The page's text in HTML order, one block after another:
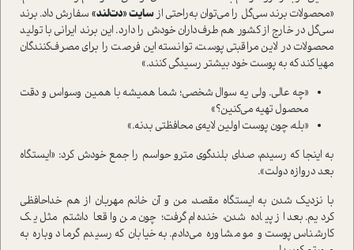
«محصولات برند سی‌گل را می‌توان به‌راحتی ازسایت «دت‌لند» سفارش داد. برند
سی‌گل در خارج از کشور هم طرف‌داران خودش را دارد. این برند ایرانی با تولید
محصولات در لاین مراقبتی پوست، توانسته این فرصت را برای مصرف‌کنندگان
مهیا کند که به پوست خود بیشتر رسیدگی کنند.»
«چه عالی. ولی یه سوال شخصی؛ شما همیشه با همین وسواس و دقت
محصول تهیه می‌کنین؟»
«بله، چون پوست اولین لایه‌ی محافظتی بدنه.»
به اینجا که رسیدم، صدای بلندگوی مترو حواسم را جمع خودش کرد: «ایستگاه
بعد دروازه دولت».
با نزدیک شدن به ایستگاه مقصد، من و آن خانم مهربان از هم خداحافظی
کردیم. بعد از پیاده شدن، خنده‌ام گرفت؛ چون من واقعا داشتم مثل یک
کارشناس پوست و مو مشاوره می‌دادم. به خیابان که رسیدم گرما دوباره به